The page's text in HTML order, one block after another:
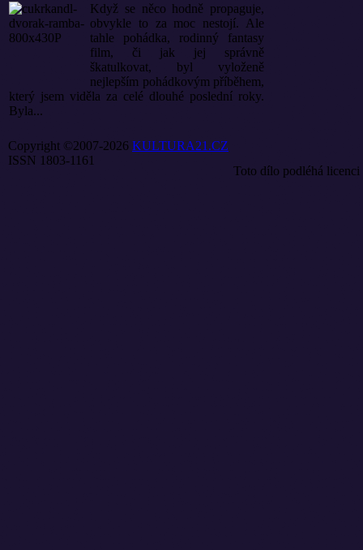
Když se něco hodně propaguje,
obvykle to za moc nestojí. Ale
tahle pohádka, rodinný fantasy
film, či jak jej správně
škatulkovat, byl vyloženě
nejlepším pohádkovým příběhem,
který jsem viděla za celé dlouhé poslední roky.
Byla...
Copyright ©2007-2026 KULTURA21.CZ
ISSN 1803-1161
Toto dílo podléhá licenci